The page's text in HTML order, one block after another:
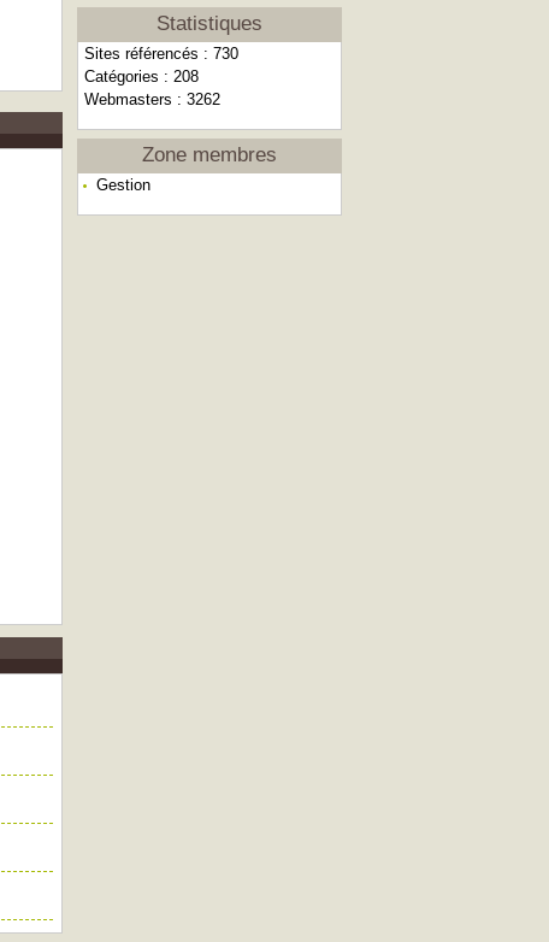
Statistiques
Sites référencés : 730
Catégories : 208
Webmasters : 3262
Zone membres
Gestion